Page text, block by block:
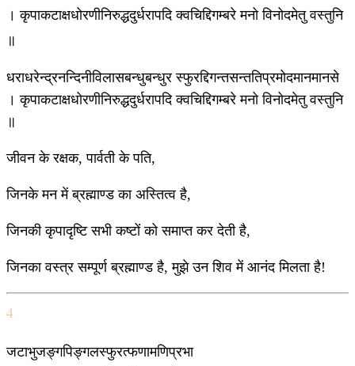
। कृपाकटाक्षधोरणीनिरुद्धदुर्धरापदि क्वचिद्दिगम्बरे मनो विनोदमेतु वस्तुनि
॥
धराधरेन्द्रनन्दिनीविलासबन्धुबन्धुर स्फुरद्दिगन्तसन्ततिप्रमोदमानमानसे
। कृपाकटाक्षधोरणीनिरुद्धदुर्धरापदि क्वचिद्दिगम्बरे मनो विनोदमेतु वस्तुनि
॥
जीवन के रक्षक, पार्वती के पति,
जिनके मन में ब्रह्माण्ड का अस्तित्व है,
जिनकी कृपादृष्टि सभी कष्टों को समाप्त कर देती है,
जिनका वस्त्र सम्पूर्ण ब्रह्माण्ड है, मुझे उन शिव में आनंद मिलता है!
4
जटाभुजङ्गपिङ्गलस्फुरत्फणामणिप्रभा